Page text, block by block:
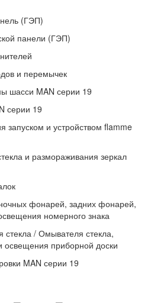
(ГЭП)
панели (ГЭП)
и перемычек
шасси MAN серии 19
серии 19
запуском и устройством flamme
и размораживания зеркал
фонарей, задних фонарей,
номерного знака
стекла / Омывателя стекла,
приборной доски
MAN серии 19